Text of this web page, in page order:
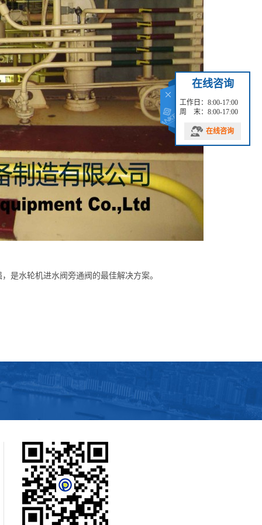
是水轮机进水阀旁通阀的最佳解决方案。
在线咨询
工作日：8:00-17:00
周 末：8:00-17:00
在线咨询